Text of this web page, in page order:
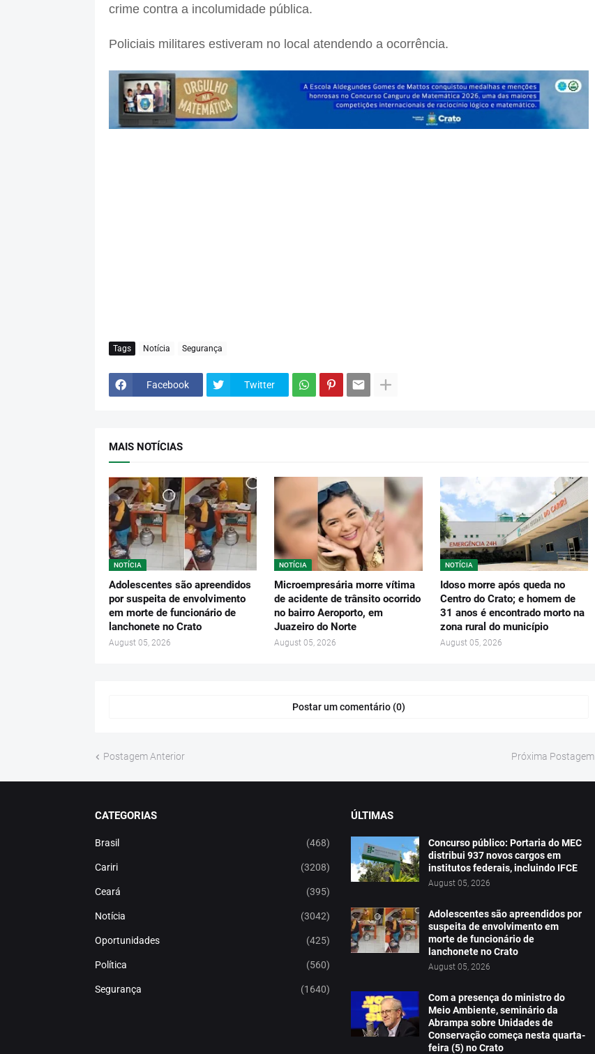
crime contra a incolumidade pública.
Policiais militares estiveram no local atendendo a ocorrência.
Tags Notícia Segurança
Facebook Twitter
MAIS NOTÍCIAS
NOTÍCIA
Adolescentes são apreendidos
por suspeita de envolvimento
em morte de funcionário de
lanchonete no Crato
August 05, 2026
NOTÍCIA
Microempresária morre vítima
de acidente de trânsito ocorrido
no bairro Aeroporto, em
Juazeiro do Norte
August 05, 2026
NOTÍCIA
Idoso morre após queda no
Centro do Crato; e homem de
31 anos é encontrado morto na
zona rural do município
August 05, 2026
Postar um comentário (0)
Postagem Anterior Próxima Postagem
CATEGORIAS
Brasil (468)
Cariri (3208)
Ceará (395)
Notícia (3042)
Oportunidades (425)
Política (560)
Segurança (1640)
ÚLTIMAS
Concurso público: Portaria do MEC
distribui 937 novos cargos em
institutos federais, incluindo IFCE
August 05, 2026
Adolescentes são apreendidos por
suspeita de envolvimento em
morte de funcionário de
lanchonete no Crato
August 05, 2026
Com a presença do ministro do
Meio Ambiente, seminário da
Abrampa sobre Unidades de
Conservação começa nesta quarta-
feira (5) no Crato